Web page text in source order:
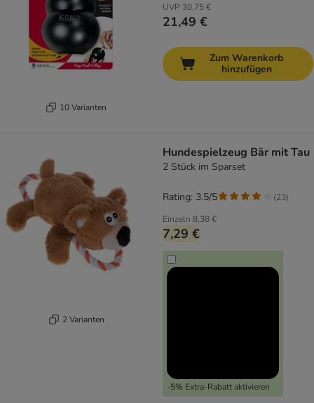
10 Varianten
UVP 30,75 €
21,49 €
Zum Warenkorb
hinzufügen
2 Varianten
Hundespielzeug Bär mit Tau
2 Stück im Sparset
Einzeln 8,38 €
7,29 €
-5% Extra-Rabatt aktivieren
Rating: 3.5/5 (23)